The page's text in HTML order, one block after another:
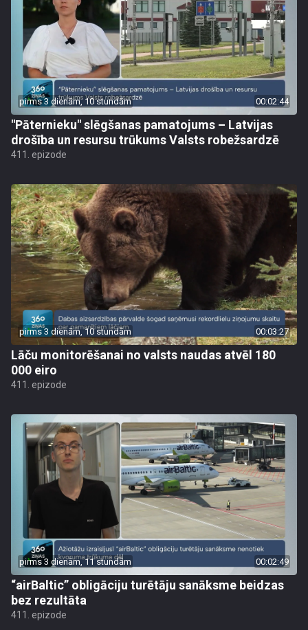
pirms 3 dienām, 10 stundām 00:02:44
"Pāternieku" slēgšanas pamatojums – Latvijas
drošība un resursu trūkums Valsts robežsardzē
411. epizode
pirms 3 dienām, 10 stundām 00:03:27
Lāču monitorēšanai no valsts naudas atvēl 180
000 eiro
411. epizode
pirms 3 dienām, 11 stundām 00:02:49
“airBaltic” obligāciju turētāju sanāksme beidzas
bez rezultāta
411. epizode